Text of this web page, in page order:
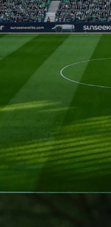
Jetzt
Jetzt